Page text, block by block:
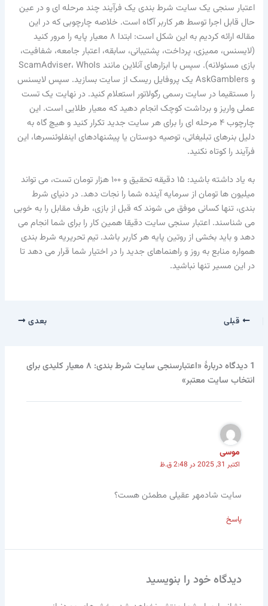
اعتبار سنجی یک سایت شرط بندی یک فرآیند چند مرحله ای و در عین
حال قابل اجرا توسط هر کاربر آگاه است. خلاصه چارچوبی که در این
مقاله ارائه کردیم به این شکل است: ابتدا ۸ معیار پایه را مرور کنید
(لایسنس، ممیزی، پرداخت، پشتیبانی، سابقه، اعتبار جامعه، شفافیت،
بازی مسئولانه). سپس با ابزارهای آنلاین مانند ScamAdviser، WhoIs
و AskGamblers یک پروفایل ریسک از سایت بسازید. سپس لایسنس
را مستقیما در سایت رسمی رگولاتور استعلام کنید. در نهایت یک تست
عملی واریز و برداشت کوچک انجام دهید که معیار طلایی است. این
چارچوب ۴ مرحله ای را برای هر سایت جدید تکرار کنید و هیچ گاه به
دلیل بنرهای تبلیغاتی، توصیه دوستان یا پیشنهادهای اینفلوئنسرها، این
فرآیند را کوتاه نکنید.
به یاد داشته باشید: ۱۵ دقیقه تحقیق و ۱۰۰ هزار تومان تست، می تواند
میلیون ها تومان از سرمایه آینده شما را نجات دهد. در دنیای شرط
بندی، تنها کسانی موفق می شوند که قبل از بازی، طرف مقابل را به خوبی
می شناسند. اعتبار سنجی سایت دقیقا همین کار را برای شما انجام می
دهد و باید بخشی از روتین پایه هر کاربر باشد. تیم تحریریه شرط بندی
همواره منابع به روز و راهنماهای جدید را در اختیار شما قرار می دهد تا
در این مسیر تنها نباشید.
قبلی بعدی
1 دیدگاه دربارهٔ «اعتبارسنجی سایت شرط بندی: ۸ معیار کلیدی برای
انتخاب سایت معتبر»
موسی
اکتبر 31, 2025 در 2:48 ق.ظ
سایت شادمهر عقیلی مطمئن هست؟
پاسخ
دیدگاه‌ خود را بنویسید